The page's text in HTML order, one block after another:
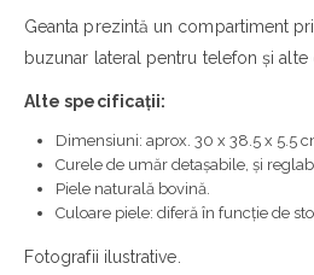
Geanta prezintă un compartiment
buzunar lateral pentru telefon și alte
Alte specificații:
Dimensiuni: aprox. 30 x 38.5 x 5.5
Curele de umăr detașabile, și
Piele naturală bovină.
Culoare piele: diferă în funcție de
Fotografii ilustrative.